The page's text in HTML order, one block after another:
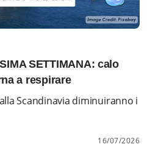
SETTIMANA: calo
a respirare
Scandinavia diminuiranno i
16/07/2026